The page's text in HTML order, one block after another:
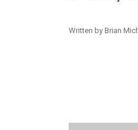
Written by Brian